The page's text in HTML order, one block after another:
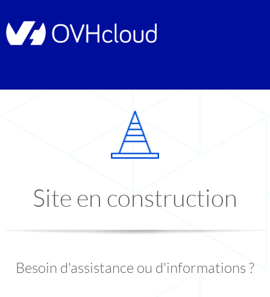
Site en construction
Besoin d'assistance ou d'informations ?